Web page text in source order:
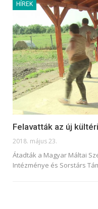
HÍREK
Felavatták az új
2018. május 23.
Átadták a Magyar Máltai
Intézménye és Sorstárs